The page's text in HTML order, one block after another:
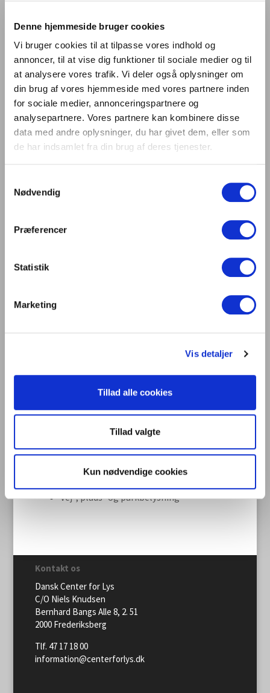
Denne hjemmeside bruger cookies
Vi bruger cookies til at tilpasse vores indhold og
annoncer, til at vise dig funktioner til sociale medier og til
at analysere vores trafik. Vi deler også oplysninger om
din brug af vores hjemmeside med vores partnere inden
for sociale medier, annonceringspartnere og
analysepartnere. Vores partnere kan kombinere disse
data med andre oplysninger, du har givet dem, eller som
de har indsamlet fra din brug af deres tjenester.
Nødvendig
Præferencer
Statistik
Marketing
Vis detaljer
Tillad alle cookies
Tillad valgte
Kun nødvendige cookies
Blænding og Flimmer
Boligbelysning
Butiksbelysning
CIE
Dagslys
DS
Dynamisk lys
Energieffektivitet
Interview
Måleteknik, metrologi
Museumslys
Priser og nomineringer
Skolebelysning
Styring og regulering
Vej-, plads- og parkbelysning
Kontakt os
Dansk Center for Lys
C/O Niels Knudsen
Bernhard Bangs Alle 8, 2. 51
2000 Frederiksberg
Tlf. 47 17 18 00
information@centerforlys.dk